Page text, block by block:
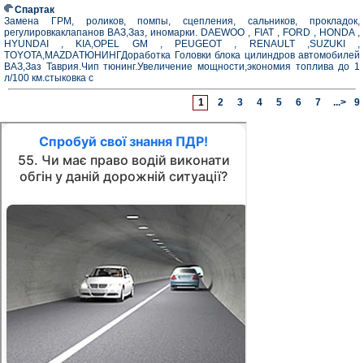
Спартак
Замена ГРМ, роликов, помпы, сцепления, сальников, прокладок,
регулировкаклапанов ВАЗ,Заз, иномарки. DAEWOO , FIAT , FORD , HONDA ,
HYUNDAI , KIA,OPEL GM , PEUGEOT , RENAULT ,SUZUKI ,
TOYOTA,MAZDAТЮНИНГДоработка Головки блока цилиндров автомобилей
ВАЗ,Заз Таврия.Чип тюнинг.Увеличение мощности,экономия топлива до 1
л/100 км.стыковка с
1 2 3 4 5 6 7 ...> 9